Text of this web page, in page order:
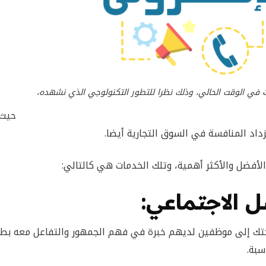
الوقت الحالي، وذلك نظرا للتطور التكنولوجي الذي نشهده،
المنافسة في السوق التجارية أيضا.
والأكثر أهمية، وتلك الخدمات هي كالتالي:
الاجتماعي:
إلى موظفين لديهم خبرة في فهم الجمهور والتفاعل معه